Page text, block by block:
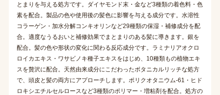
とまりを与える処方です。ダイヤモンド末・金など3種類の着色料・色
素を配合。製品の色や使用後の髪色に影響を与える成分です。水溶性
コラーゲン・加水分解コンキオリンなど29種類の保湿・補修成分を配
合。適度なうるおいと補修効果でまとまりのある髪に導きます。銀を
配合。髪の色や形状の変化に関わる反応成分です。ラミナリアオクロ
ロイカエキス・ワサビノキ種子エキスをはじめ、10種類もの植物エキ
スを贅沢に配合。天然由来成分にこだわったボタニカルリッチな処方
で、頭皮と髪の両方にアプローチします。ポリクオタニウム-61・ヒド
ロキシエチルセルロースなど3種類のポリマー・増粘剤を配合。処方の